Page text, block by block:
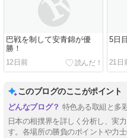
巴戦を制して安青錦が優
勝！
12日前
5日
21日
このブログのここがポイント
特色ある取組と多
日本の相撲界を詳しく分析し、実
す。各場所の勝負のポイントや力